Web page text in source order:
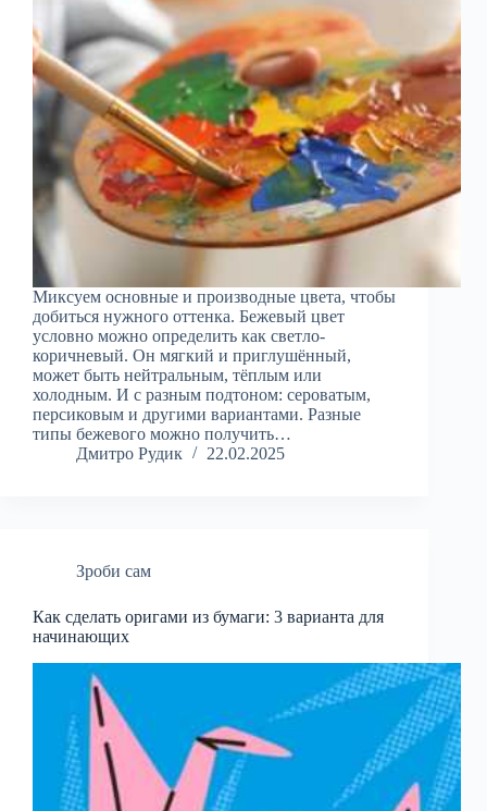
Миксуем основные и производные цвета, чтобы
добиться нужного оттенка. Бежевый цвет
условно можно определить как светло-
коричневый. Он мягкий и приглушённый,
может быть нейтральным, тёплым или
холодным. И с разным подтоном: сероватым,
персиковым и другими вариантами. Разные
типы бежевого можно получить…
Дмитро Рудик
22.02.2025
Зроби сам
Как сделать оригами из бумаги: 3 варианта для
начинающих